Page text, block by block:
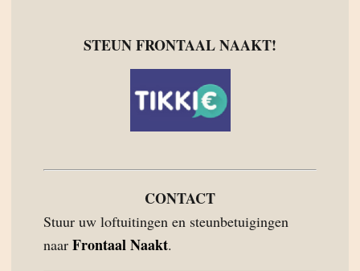
STEUN FRONTAAL NAAKT!
CONTACT
Stuur uw loftuitingen en steunbetuigingen
naar Frontaal Naakt.